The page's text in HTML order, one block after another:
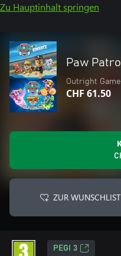
Zu Hauptinhalt springen
Paw
Outright
CHF 61.50
ZUR
PEGI 3